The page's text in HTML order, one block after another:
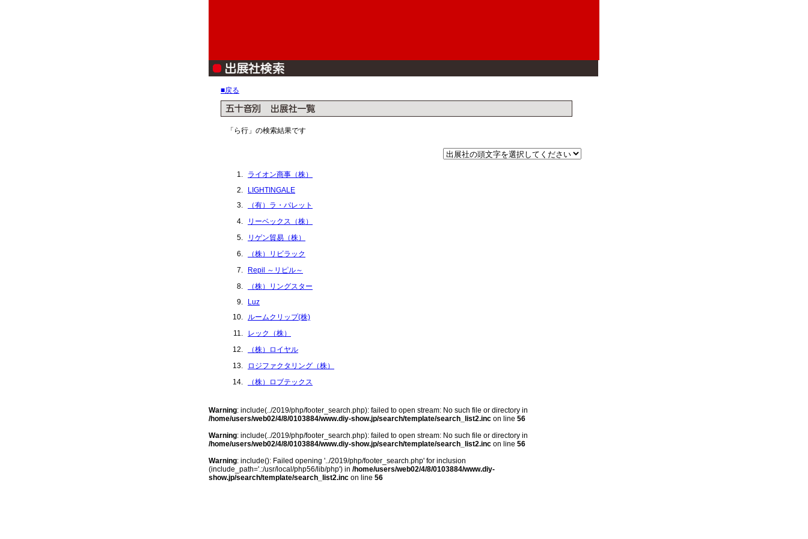
■戻る
「ら行」の検索結果です
ライオン商事（株）
LIGHTINGALE
（有）ラ・パレット
リーベックス（株）
リゲン貿易（株）
（株）リビラック
Repil ～リピル～
（株）リングスター
Luz
ルームクリップ(株)
レック（株）
（株）ロイヤル
ロジファクタリング（株）
（株）ロブテックス
Warning: include(../2019/php/footer_search.php): failed to open stream: No such file or directory in
/home/users/web02/4/8/0103884/www.diy-show.jp/search/template/search_list2.inc on line 56
Warning: include(../2019/php/footer_search.php): failed to open stream: No such file or directory in
/home/users/web02/4/8/0103884/www.diy-show.jp/search/template/search_list2.inc on line 56
Warning: include(): Failed opening '../2019/php/footer_search.php' for inclusion
(include_path='.:/usr/local/php56/lib/php') in /home/users/web02/4/8/0103884/www.diy-
show.jp/search/template/search_list2.inc on line 56